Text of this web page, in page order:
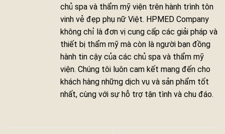
chủ spa và thẩm mỹ viện trên hành trình tôn
vinh vẻ đẹp phụ nữ Việt. HPMED Company
không chỉ là đơn vị cung cấp các giải pháp và
thiết bị thẩm mỹ mà còn là người bạn đồng
hành tin cậy của các chủ spa và thẩm mỹ
viện. Chúng tôi luôn cam kết mang đến cho
khách hàng những dịch vụ và sản phẩm tốt
nhất, cùng với sự hỗ trợ tận tình và chu đáo.